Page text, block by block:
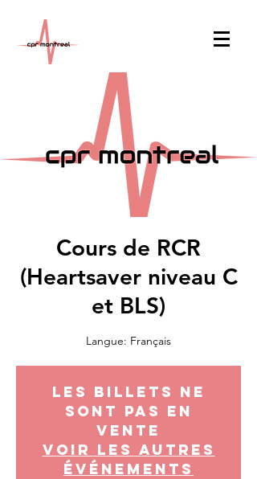
Cours de RCR
(Heartsaver niveau C
et BLS)
Langue: Français
Les billets ne
sont pas en
vente
Voir les autres
événements